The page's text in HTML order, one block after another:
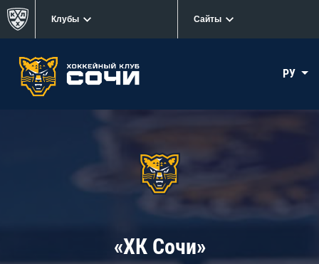
Клубы Сайты
РУ
«ХК Сочи»